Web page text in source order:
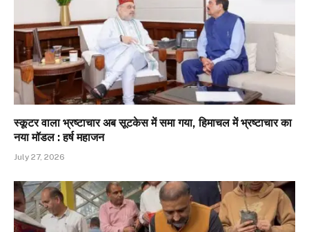
स्कूटर वाला भ्रष्टाचार अब सूटकेस में समा गया, हिमाचल में भ्रष्टाचार का
नया मॉडल : हर्ष महाजन
July 27, 2026